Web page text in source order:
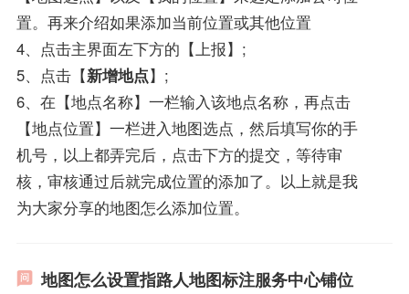
置。再来介绍如果添加当前位置或其他位置
4、点击主界面左下方的【上报】;
5、点击【新增地点】;
6、在【地点名称】一栏输入该地点名称，再点击
【地点位置】一栏进入地图选点，然后填写你的手
机号，以上都弄完后，点击下方的提交，等待审
核，审核通过后就完成位置的添加了。以上就是我
为大家分享的地图怎么添加位置。
地图怎么设置指路人地图标注服务中心铺位